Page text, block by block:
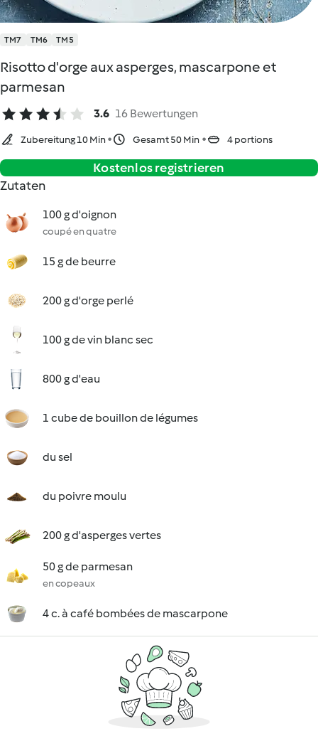
TM7 TM6 TM5
Risotto d'orge aux asperges, mascarpone et
parmesan
3.6 16 Bewertungen
Zubereitung 10 Min Gesamt 50 Min 4 portions
Kostenlos registrieren
Zutaten
100 g d'oignon
coupé en quatre
15 g de beurre
200 g d'orge perlé
100 g de vin blanc sec
800 g d'eau
1 cube de bouillon de légumes
du sel
du poivre moulu
200 g d'asperges vertes
50 g de parmesan
en copeaux
4 c. à café bombées de mascarpone